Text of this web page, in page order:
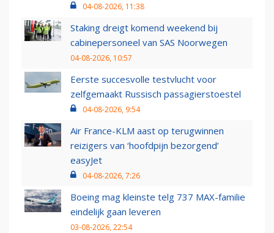
04-08-2026, 11:38
Staking dreigt komend weekend bij
cabinepersoneel van SAS Noorwegen
04-08-2026, 10:57
Eerste succesvolle testvlucht voor
zelfgemaakt Russisch passagierstoestel
04-08-2026, 9:54
Air France-KLM aast op terugwinnen
reizigers van ‘hoofdpijn bezorgend’
easyJet
04-08-2026, 7:26
Boeing mag kleinste telg 737 MAX-familie
eindelijk gaan leveren
03-08-2026, 22:54